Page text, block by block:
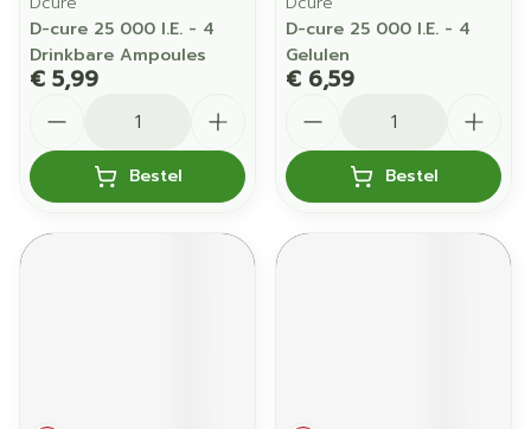
D-cure 25 000 I.E. - 4
Drinkbare Ampoules
€ 5,99
Bestel
D-cure 25 000 I.E. - 4
Gelulen
€ 6,59
Bestel